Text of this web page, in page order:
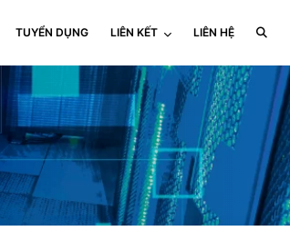
TUYỂN DỤNG LIÊN KẾT LIÊN HỆ